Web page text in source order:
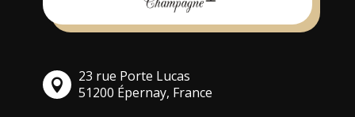
23 rue Porte Lucas
51200 Épernay, France